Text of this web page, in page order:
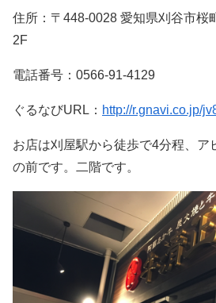
住所：〒448-0028 愛知県刈谷市桜
2F
電話番号：0566-91-4129
ぐるなびURL： http://r.gnavi.co.jp/
お店は刈屋駅から徒歩で4分程、ア
の前です。二階です。